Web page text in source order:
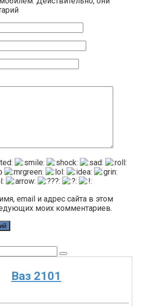
email и адрес сайта в этом
моих комментариев.
Ваз 2101